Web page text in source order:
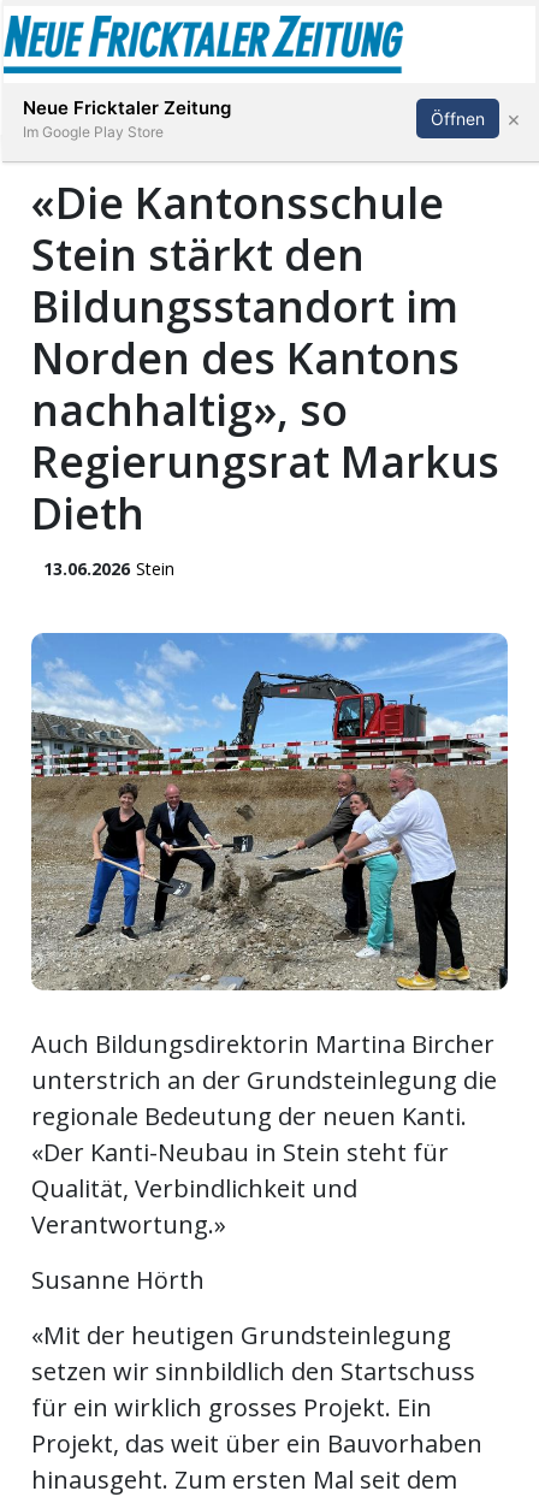
Stellen
Paper
App
Abonnieren Anmelden
«Die Kantonsschule
Stein stärkt den
Bildungsstandort im
Norden des Kantons
nachhaltig», so
Regierungsrat Markus
Dieth
13.06.2026 Stein
Auch Bildungsdirektorin Martina Bircher
unterstrich an der Grundsteinlegung die
regionale Bedeutung der neuen Kanti.
«Der Kanti-Neubau in Stein steht für
Qualität, Verbindlichkeit und
Verantwortung.»
Susanne Hörth
«Mit der heutigen Grundsteinlegung
setzen wir sinnbildlich den Startschuss
für ein wirklich grosses Projekt. Ein
Projekt, das weit über ein Bauvorhaben
hinausgeht. Zum ersten Mal seit dem
Neue Fricktaler Zeitung
Im Google Play Store
Öffnen ×